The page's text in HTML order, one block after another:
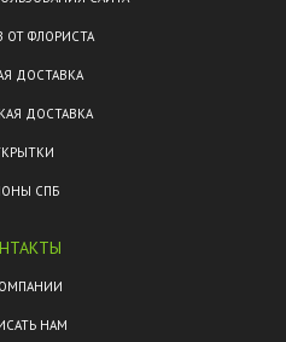
ОТ ФЛОРИСТА
ДОСТАВКА
ДОСТАВКА
СПБ
НАМ